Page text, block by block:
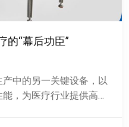
的“幕后功臣”
中的另一关键设备，以
，为医疗行业提供高质